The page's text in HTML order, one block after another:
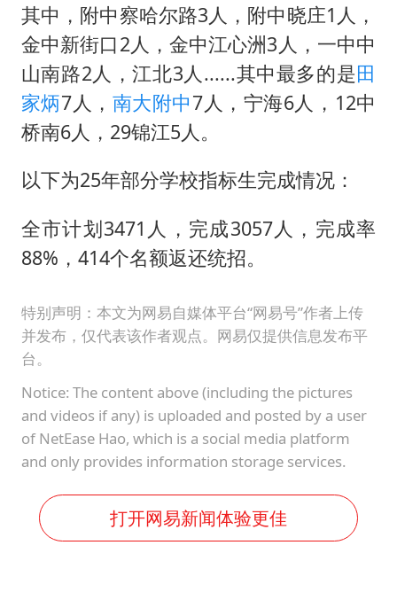
38岁演员求职万岁山NPC成功
夯实基础开新局
其中，附中察哈尔路3人，附中晓庄1人，
金中新街口2人，金中江心洲3人，一中中
山南路2人，江北3人......其中最多的是田
家炳7人， 南大附中7人，宁海6人，12中
桥南6人，29锦江5人。
以下为25年部分学校指标生完成情况：
全市计划3471人，完成3057人，完成率
88%，414个名额返还统招。
特别声明：本文为网易自媒体平台“网易号”作者上传
并发布，仅代表该作者观点。网易仅提供信息发布平
台。
Notice: The content above (including the pictures
and videos if any) is uploaded and posted by a user
of NetEase Hao, which is a social media platform
and only provides information storage services.
打开网易新闻体验更佳